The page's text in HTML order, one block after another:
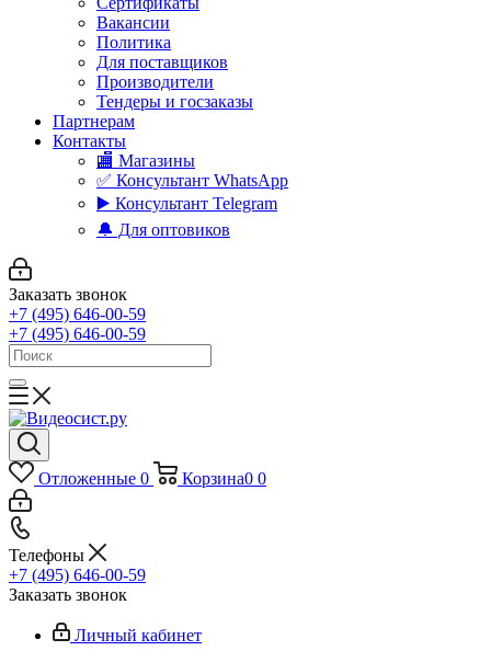
Вакансии
Политика
Для поставщиков
Производители
Тендеры и госзаказы
Партнерам
Контакты
🏬 Магазины
✅️ Консультант WhatsApp
▶️ Консультант Telegram
🔔 Для оптовиков
Заказать звонок
+7 (495) 646-00-59
+7 (495) 646-00-59
Отложенные 0 Корзина0 0
Телефоны
+7 (495) 646-00-59
Заказать звонок
Личный кабинет